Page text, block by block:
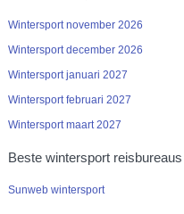
Wintersport november 2026
Wintersport december 2026
Wintersport januari 2027
Wintersport februari 2027
Wintersport maart 2027
Beste wintersport reisbureaus
Sunweb wintersport